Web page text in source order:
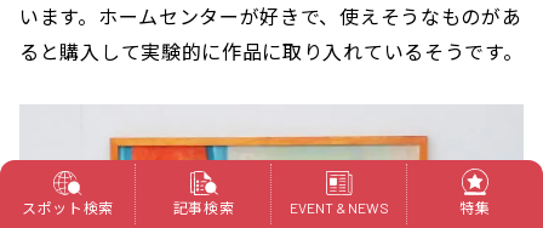
います。ホームセンターが好きで、使えそうなものがあ
ると購入して実験的に作品に取り入れているそうです。
スポット検索 記事検索 EVENT & NEWS 特集